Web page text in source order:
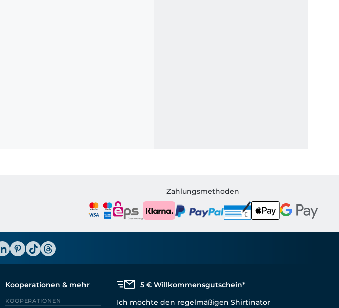
Zahlungsmethoden
Kooperationen & mehr
KOOPERATIONEN
5 € Willkommensgutschein*
Ich möchte den regelmäßigen Shirtinator